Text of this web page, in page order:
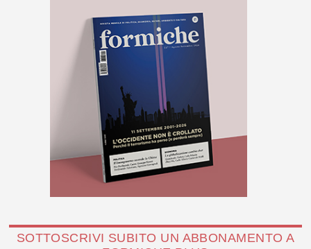
SOTTOSCRIVI SUBITO UN ABBONAMENTO A